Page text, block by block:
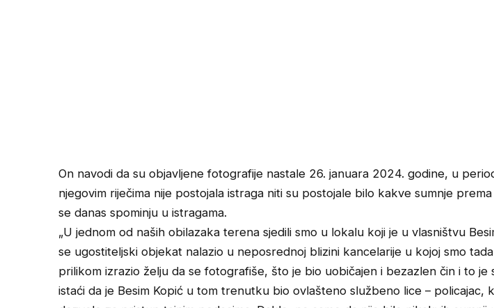
On navodi da su objavljene fotografije nastale 26. januara 2024. godine, u
njegovim riječima nije postojala istraga niti su postojale bilo kakve sumnje
se danas spominju u istragama.
„U jednom od naših obilazaka terena sjedili smo u lokalu koji je u vlasništvu
se ugostiteljski objekat nalazio u neposrednoj blizini kancelarije u kojoj smo
prilikom izrazio želju da se fotografiše, što je bio uobičajen i bezazlen čin i to je
istaći da je Besim Kopić u tom trenutku bio ovlašteno službeno lice – policajac,